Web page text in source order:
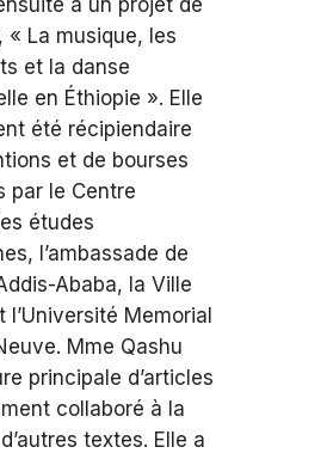
à un projet de
« La musique, les
et la danse
en Éthiopie ». Elle
été récipiendaire
et de bourses
par le Centre
études
l’ambassade de
Ababa, la Ville
l’Université Memorial
Mme Qashu
principale d’articles
collaboré à la
textes. Elle a